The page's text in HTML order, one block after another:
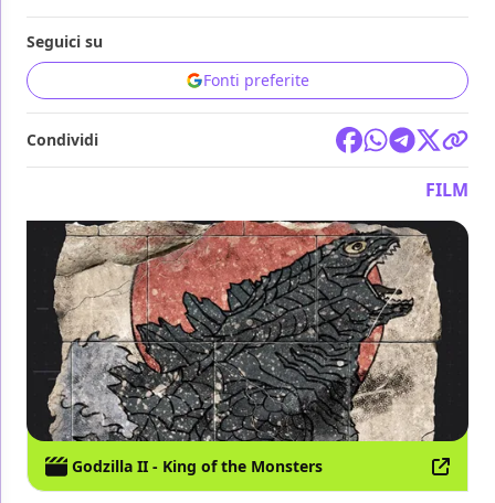
Seguici su
Fonti preferite
Condividi
FILM
Godzilla II - King of the Monsters